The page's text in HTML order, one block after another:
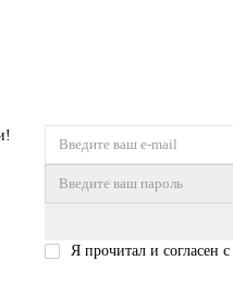
Я прочитал и согласен